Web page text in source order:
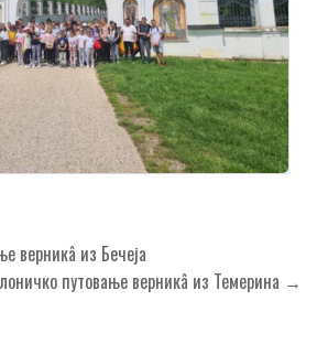
верникâ из Бечеја
путовање верникâ из Темерина →